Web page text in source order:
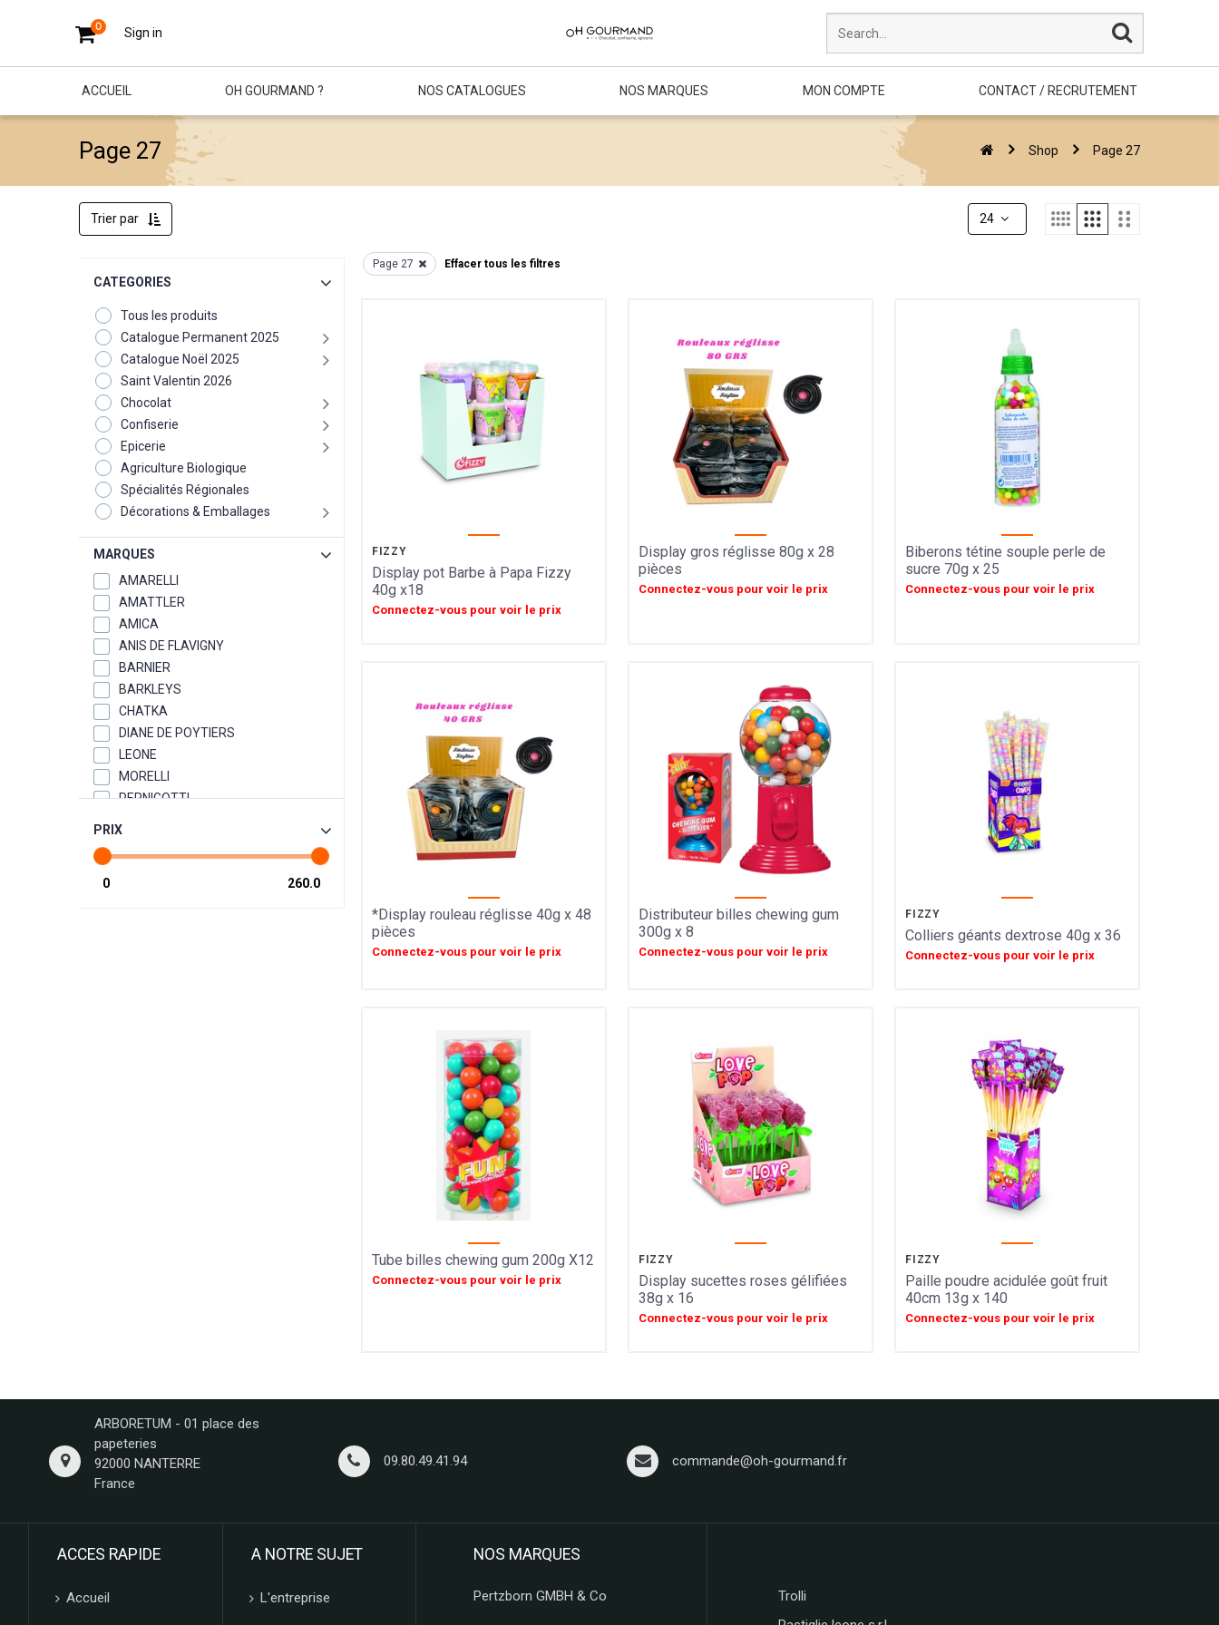
0 Sign in
ACCUEIL OH GOURMAND ? NOS CATALOGUES NOS MARQUES MON COMPTE CONTACT / RECRUTEMENT
Page 27 Shop Page 27
Trier par 24
MARQUES
AMARELLI
AMATTLER
AMICA
ANIS DE FLAVIGNY
BARNIER
BARKLEYS
CHATKA
DIANE DE POYTIERS
LEONE
MORELLI
PERNIGOTTI
SIC
GROIX ET NATURE
FERRIGNO
COLLITALI
BACOMA
MAISON DE FLORENTINS
PRIX
CATEGORIES
Tous les produits
Catalogue Permanent 2025
Catalogue Noël 2025
Saint Valentin 2026
Chocolat
Confiserie
Epicerie
Agriculture Biologique
Spécialités Régionales
Décorations & Emballages
Page 27 Effacer tous les filtres
FIZZY
Display pot Barbe à Papa Fizzy
40g x18
Connectez-vous pour voir le prix
Display gros réglisse 80g x 28
pièces
Connectez-vous pour voir le prix
Biberons tétine souple perle de
sucre 70g x 25
Connectez-vous pour voir le prix
*Display rouleau réglisse 40g x 48
pièces
Connectez-vous pour voir le prix
Distributeur billes chewing gum
300g x 8
Connectez-vous pour voir le prix
FIZZY
Colliers géants dextrose 40g x 36
Connectez-vous pour voir le prix
Tube billes chewing gum 200g X12
Connectez-vous pour voir le prix
FIZZY
Display sucettes roses gélifiées
38g x 16
Connectez-vous pour voir le prix
FIZZY
Paille poudre acidulée goût fruit
40cm 13g x 140
Connectez-vous pour voir le prix
ARBORETUM - 01 place des
papeteries
92000 NANTERRE
France
09.80.49.41.94 commande@oh-gourmand.fr
ACCES RAPIDE
Accueil
A NOTRE SUJET
L'entreprise
NOS MARQUES
Pertzborn GMBH & Co
Trolli